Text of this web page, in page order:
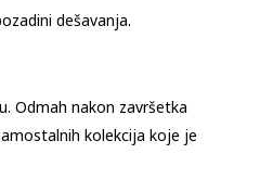
dešavanja.
Odmah nakon završetka
kolekcija koje je